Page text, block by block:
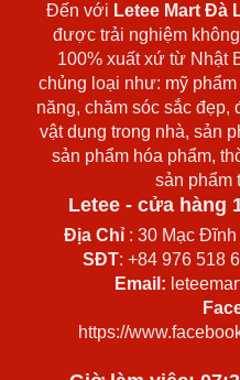
Đến với Letee Mart Đà
được trải nghiệm
100% xuất xứ từ Nhật
chủng loại như: mỹ
năng, chăm sóc sắc đẹp,
vật dụng trong nhà, sản
sản phẩm hóa phẩm,
sản phẩm
Letee - cửa hàng
Địa Chỉ: 30 Mạc Đĩnh
SĐT: +84 976 518
Email:
https://